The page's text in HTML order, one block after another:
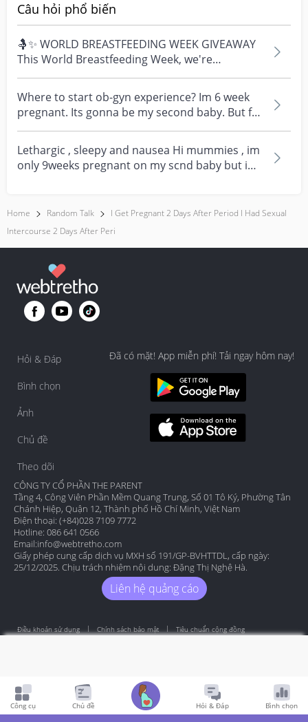
Câu hỏi phổ biến
🤱✨ WORLD BREASTFEEDING WEEK GIVEAWAY
This World Breastfeeding Week, we're
celebrating every mum's fe...
Where to start ob-gyn experience? Im 6 week
pregnant. Its gonna be my second baby. But for
singapore...
Lethargic , sleepy and nausea Hi mummies , im
only 9weeks pregnant on my scnd baby but im
Home Random Talk
I Get Pregnant 2 Days After Period I Had Sexual
Intercourse 2 Days After Peri
Hỏi & Đáp
Bình chọn
Ảnh
Chủ đề
Theo dõi
Đã có mặt! App miễn phí! Tải ngay hôm nay!
CÔNG TY CỔ PHẦN THE PARENT
Tầng 4, Công Viên Phần Mềm Quang Trung, Số 01 Tô Ký, Phường Tân
Chánh Hiệp, Quận 12, Thành phố Hồ Chí Minh, Việt Nam
Điện thoại: (+84)028 7109 7772
Hotline: 086 641 0566
Email:info@webtretho.com
Giấy phép cung cấp dịch vụ MXH số 191/GP-BVHTTDL, cấp ngày:
25/12/2025. Chịu trách nhiệm nội dung: Đặng Thị Nghệ Hà.
Liên hệ quảng cáo
Điều khoản sử dụng Chính sách bảo mật Tiêu chuẩn cộng đồng
Công cụ Chủ đề Hỏi & Đáp Bình chọn